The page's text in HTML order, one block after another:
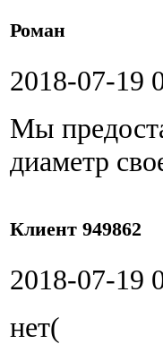
Роман
2018-07-19
Мы
диаметр
Клиент 949862
2018-07-19
нет(